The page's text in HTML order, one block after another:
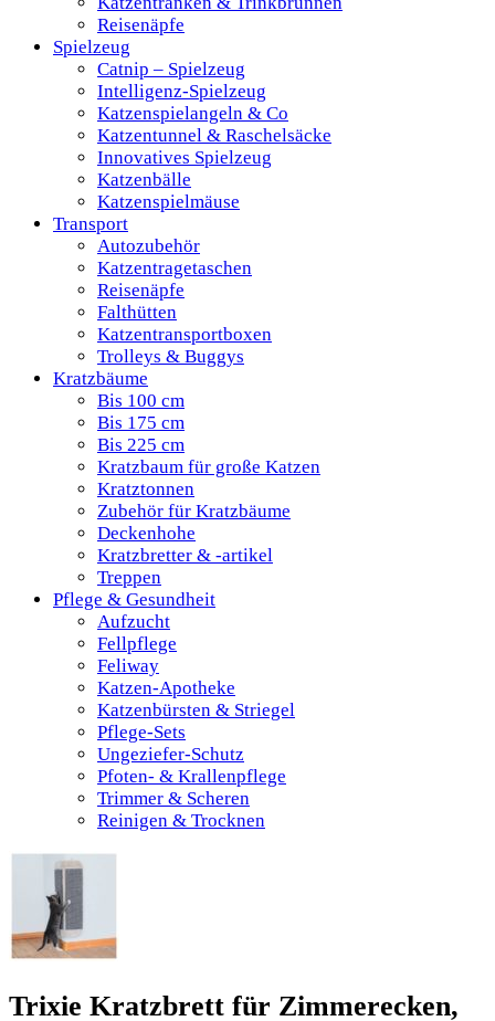
Reisenäpfe
Spielzeug
Catnip – Spielzeug
Intelligenz-Spielzeug
Katzenspielangeln & Co
Katzentunnel & Raschelsäcke
Innovatives Spielzeug
Katzenbälle
Katzenspielmäuse
Transport
Autozubehör
Katzentragetaschen
Reisenäpfe
Falthütten
Katzentransportboxen
Trolleys & Buggys
Kratzbäume
Bis 100 cm
Bis 175 cm
Bis 225 cm
Kratzbaum für große Katzen
Kratztonnen
Zubehör für Kratzbäume
Deckenhohe
Kratzbretter & -artikel
Treppen
Pflege & Gesundheit
Aufzucht
Fellpflege
Feliway
Katzen-Apotheke
Katzenbürsten & Striegel
Pflege-Sets
Ungeziefer-Schutz
Pfoten- & Krallenpflege
Trimmer & Scheren
Reinigen & Trocknen
Trixie Kratzbrett für Zimmerecken,